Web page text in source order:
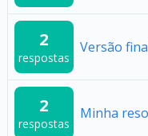
2
respostas
Versão
2
respostas
Minha